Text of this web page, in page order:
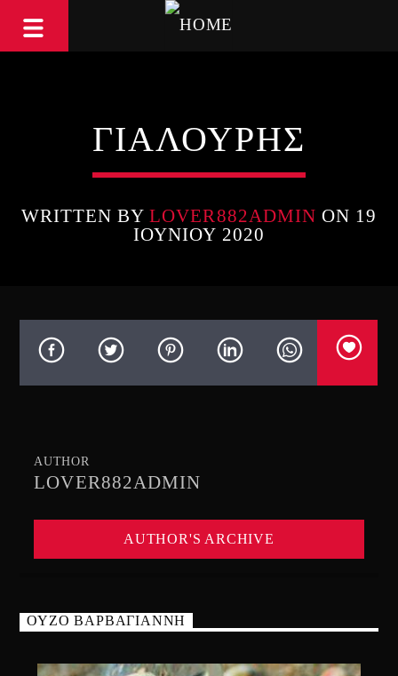
ΓΙΑΛΟΥΡΗΣ
WRITTEN BYLOVER882ADMIN ON 19
ΙΟΥΝΊΟΥ 2020
AUTHOR
LOVER882ADMIN
AUTHOR'S ARCHIVE
ΟΥΖΟ ΒΑΡΒΑΓΙΑΝΝΗ